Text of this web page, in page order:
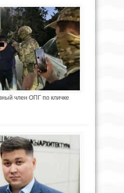
член ОПГ по кличке